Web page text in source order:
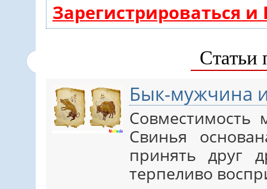
Зарегистрироваться
Статьи
Бык-мужчина
Свинья
принять друг
терпеливо